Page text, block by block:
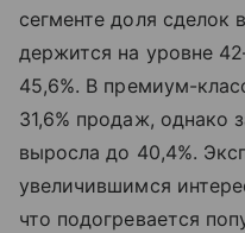
сегменте доля сделок
держится на уровне
45,6%. В премиум-
31,6% продаж, однако
выросла до 40,4%.
увеличившимся
что подогревается